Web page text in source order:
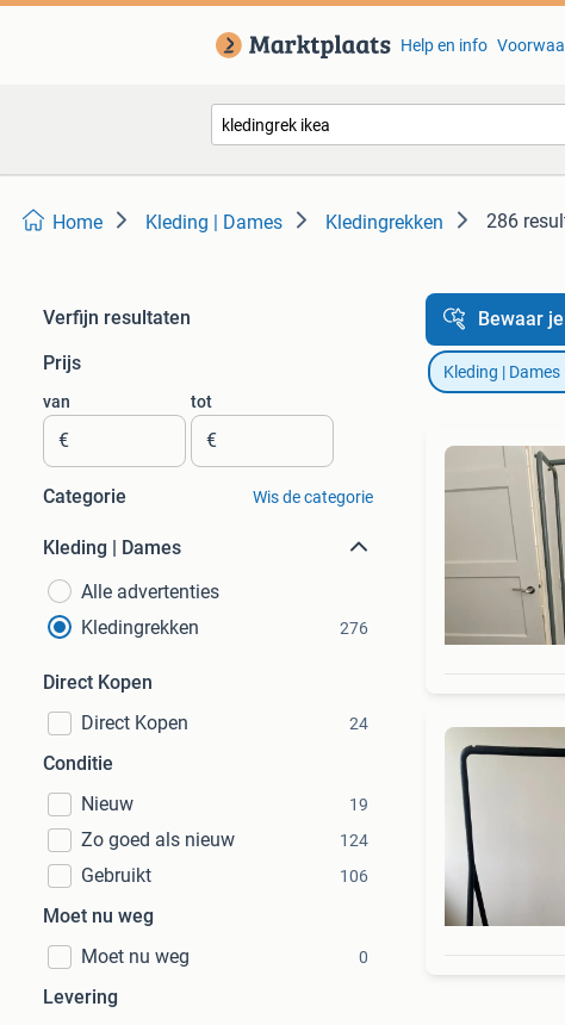
Help en info
Home Kleding | Dames Kledingrekken 286
Verfijn resultaten
Prijs
van
€
tot
€
Categorie Wis de categorie
Kleding | Dames
Alle advertenties
Kledingrekken
276
Direct Kopen
Direct Kopen
24
Conditie
Nieuw
19
Zo goed als nieuw 124
Gebruikt 106
Moet nu weg
Moet nu weg
0
Levering
Bewaar
Kleding | Dames